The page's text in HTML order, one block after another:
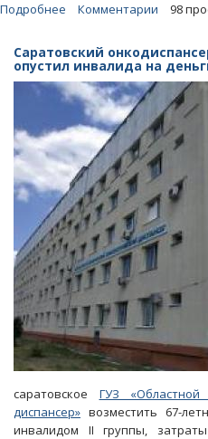
Подробнее
лекарствами.
В
Балакове
ребенок
остался
без
препарата
от
эпилепсии
Комментарии 98
Саратовский
опустил инвалида на
саратовское ГУЗ «Областной
диспансер» возместить 67-
инвалидом II группы,